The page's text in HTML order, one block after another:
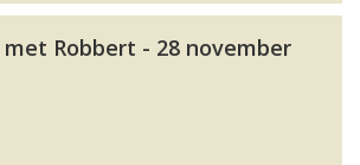
met Robbert - 28 november